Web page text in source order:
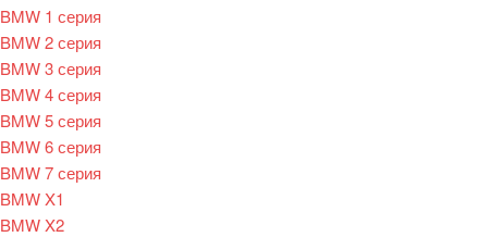
BMW 1 серия
BMW 2 серия
BMW 3 серия
BMW 4 серия
BMW 5 серия
BMW 6 серия
BMW 7 серия
BMW X1
BMW X2